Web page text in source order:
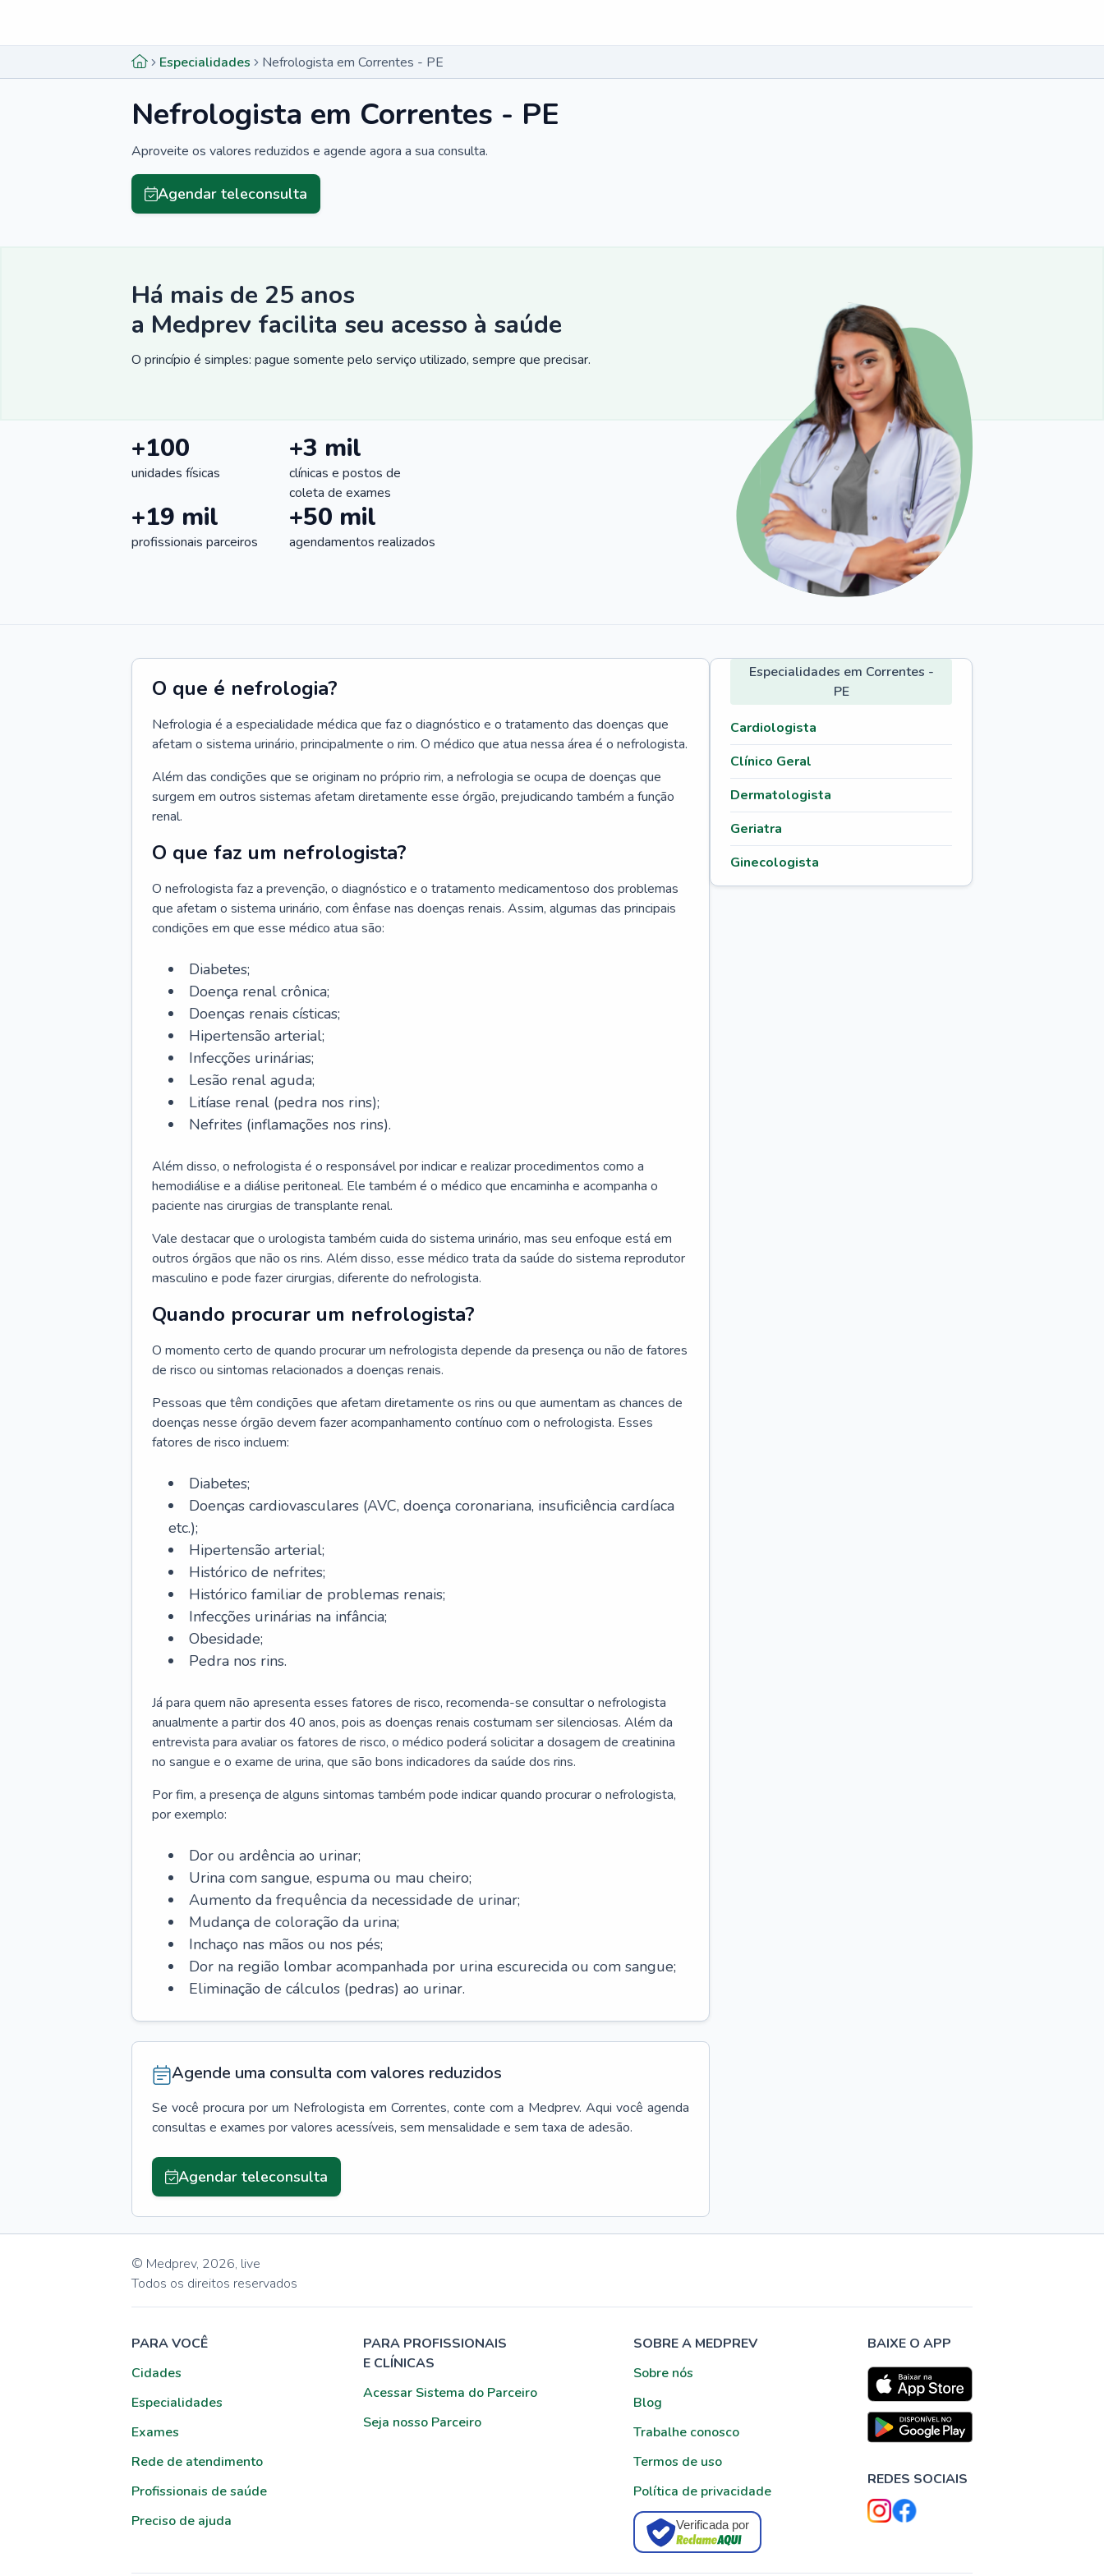
Especialidades Nefrologista em Correntes - PE
Nefrologista em Correntes - PE
Aproveite os valores reduzidos e agende agora a sua consulta.
Agendar teleconsulta
Há mais de 25 anos
a Medprev facilita seu acesso à saúde
O princípio é simples: pague somente pelo serviço utilizado, sempre que precisar.
+100
unidades físicas
+3 mil
clínicas e postos de
coleta de exames
+19 mil
profissionais parceiros
+50 mil
agendamentos realizados
O que é nefrologia?
Nefrologia é a especialidade médica que faz o diagnóstico e o tratamento das doenças que
afetam o sistema urinário, principalmente o rim. O médico que atua nessa área é o nefrologista.
Além das condições que se originam no próprio rim, a nefrologia se ocupa de doenças que
surgem em outros sistemas afetam diretamente esse órgão, prejudicando também a função
renal.
O que faz um nefrologista?
O nefrologista faz a prevenção, o diagnóstico e o tratamento medicamentoso dos problemas
que afetam o sistema urinário, com ênfase nas doenças renais. Assim, algumas das principais
condições em que esse médico atua são:
Diabetes;
Doença renal crônica;
Doenças renais císticas;
Hipertensão arterial;
Infecções urinárias;
Lesão renal aguda;
Litíase renal (pedra nos rins);
Nefrites (inflamações nos rins).
Além disso, o nefrologista é o responsável por indicar e realizar procedimentos como a
hemodiálise e a diálise peritoneal. Ele também é o médico que encaminha e acompanha o
paciente nas cirurgias de transplante renal.
Vale destacar que o urologista também cuida do sistema urinário, mas seu enfoque está em
outros órgãos que não os rins. Além disso, esse médico trata da saúde do sistema reprodutor
masculino e pode fazer cirurgias, diferente do nefrologista.
Quando procurar um nefrologista?
O momento certo de quando procurar um nefrologista depende da presença ou não de fatores
de risco ou sintomas relacionados a doenças renais.
Pessoas que têm condições que afetam diretamente os rins ou que aumentam as chances de
doenças nesse órgão devem fazer acompanhamento contínuo com o nefrologista. Esses
fatores de risco incluem:
Diabetes;
Doenças cardiovasculares (AVC, doença coronariana, insuficiência cardíaca
etc.);
Hipertensão arterial;
Histórico de nefrites;
Histórico familiar de problemas renais;
Infecções urinárias na infância;
Obesidade;
Pedra nos rins.
Já para quem não apresenta esses fatores de risco, recomenda-se consultar o nefrologista
anualmente a partir dos 40 anos, pois as doenças renais costumam ser silenciosas. Além da
entrevista para avaliar os fatores de risco, o médico poderá solicitar a dosagem de creatinina
no sangue e o exame de urina, que são bons indicadores da saúde dos rins.
Por fim, a presença de alguns sintomas também pode indicar quando procurar o nefrologista,
por exemplo:
Dor ou ardência ao urinar;
Urina com sangue, espuma ou mau cheiro;
Aumento da frequência da necessidade de urinar;
Mudança de coloração da urina;
Inchaço nas mãos ou nos pés;
Dor na região lombar acompanhada por urina escurecida ou com sangue;
Eliminação de cálculos (pedras) ao urinar.
Agende uma consulta com valores reduzidos
Se você procura por um Nefrologista em Correntes, conte com a Medprev. Aqui você agenda
consultas e exames por valores acessíveis, sem mensalidade e sem taxa de adesão.
Agendar teleconsulta
Especialidades em Correntes -
PE
Cardiologista
Clínico Geral
Dermatologista
Geriatra
Ginecologista
© Medprev, 2026, live
Todos os direitos reservados
PARA VOCÊ
Cidades
Especialidades
Exames
Rede de atendimento
Profissionais de saúde
Preciso de ajuda
PARA PROFISSIONAIS
E CLÍNICAS
Acessar Sistema do Parceiro
Seja nosso Parceiro
SOBRE A MEDPREV
Sobre nós
Blog
Trabalhe conosco
Termos de uso
Política de privacidade
Verificada por
BAIXE O APP
REDES SOCIAIS